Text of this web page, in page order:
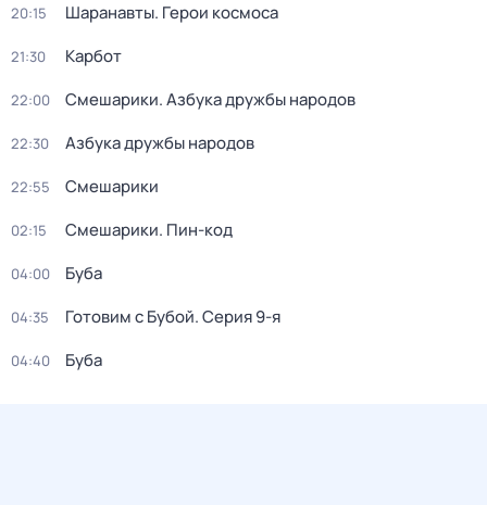
20:15 Шаранавты. Герои космоса
21:30 Карбот
22:00 Смешарики. Азбука дружбы народов
22:30 Азбука дружбы народов
22:55 Смешарики
02:15 Смешарики. Пин-код
04:00 Буба
04:35 Готовим с Бубой. Серия 9-я
04:40 Буба